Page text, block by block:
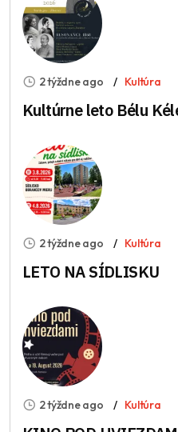
2 týždne ago Kultúra
Kultúrne leto Bélu
2 týždne ago Kultúra
LETO NA SÍDLISKU
2 týždne ago Kultúra